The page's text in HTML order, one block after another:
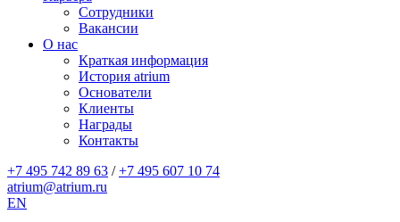
Сотрудники
Вакансии
О нас
Краткая информация
История atrium
Основатели
Клиенты
Награды
Контакты
+7 495 742 89 63 / +7 495 607 10 74
atrium@atrium.ru
EN